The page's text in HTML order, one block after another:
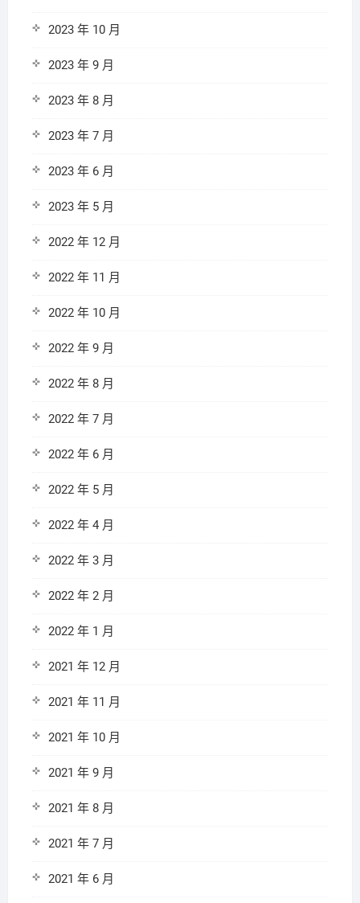
2023 年 10 月
2023 年 9 月
2023 年 8 月
2023 年 7 月
2023 年 6 月
2023 年 5 月
2022 年 12 月
2022 年 11 月
2022 年 10 月
2022 年 9 月
2022 年 8 月
2022 年 7 月
2022 年 6 月
2022 年 5 月
2022 年 4 月
2022 年 3 月
2022 年 2 月
2022 年 1 月
2021 年 12 月
2021 年 11 月
2021 年 10 月
2021 年 9 月
2021 年 8 月
2021 年 7 月
2021 年 6 月